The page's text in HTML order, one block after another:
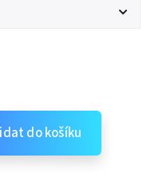
do košíku